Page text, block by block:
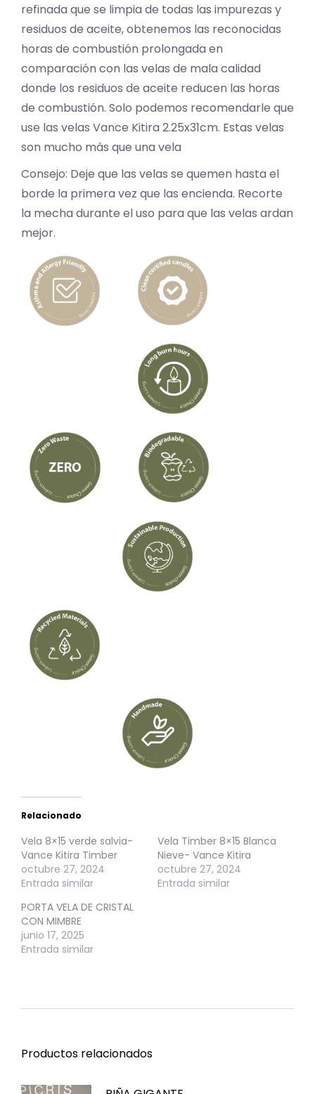
refinada que se limpia de todas las impurezas y
residuos de aceite, obtenemos las reconocidas
horas de combustión prolongada en
comparación con las velas de mala calidad
donde los residuos de aceite reducen las horas
de combustión. Solo podemos recomendarle que
use las velas Vance Kitira 2.25x31cm. Estas velas
son mucho más que una vela
Consejo: Deje que las velas se quemen hasta el
borde la primera vez que las encienda. Recorte
la mecha durante el uso para que las velas ardan
mejor.
Relacionado
Vela 8×15 verde salvia-
Vance Kitira Timber
octubre 27, 2024
Entrada similar
Vela Timber 8×15 Blanca
Nieve- Vance Kitira
octubre 27, 2024
Entrada similar
PORTA VELA DE CRISTAL
CON MIMBRE
junio 17, 2025
Entrada similar
Productos relacionados